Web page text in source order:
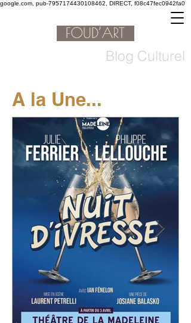
google.com, pub-7957174430108462, DIRECT, f08c47fec0942fa0
Blog Culturel
A la Une...